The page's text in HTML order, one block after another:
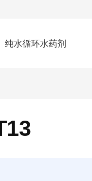
纯水循环水药剂